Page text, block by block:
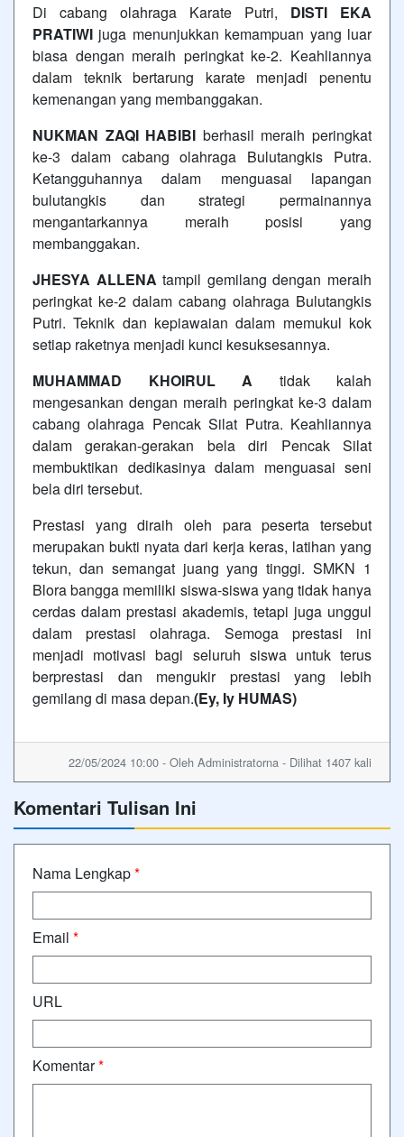
Di cabang olahraga Karate Putri, DISTI EKA
PRATIWI juga menunjukkan kemampuan yang luar
biasa dengan meraih peringkat ke-2. Keahliannya
dalam teknik bertarung karate menjadi penentu
kemenangan yang membanggakan.
NUKMAN ZAQI HABIBI berhasil meraih peringkat
ke-3 dalam cabang olahraga Bulutangkis Putra.
Ketangguhannya dalam menguasai lapangan
bulutangkis dan strategi permainannya
mengantarkannya meraih posisi yang
membanggakan.
JHESYA ALLENA tampil gemilang dengan meraih
peringkat ke-2 dalam cabang olahraga Bulutangkis
Putri. Teknik dan kepiawaian dalam memukul kok
setiap raketnya menjadi kunci kesuksesannya.
MUHAMMAD KHOIRUL A tidak kalah
mengesankan dengan meraih peringkat ke-3 dalam
cabang olahraga Pencak Silat Putra. Keahliannya
dalam gerakan-gerakan bela diri Pencak Silat
membuktikan dedikasinya dalam menguasai seni
bela diri tersebut.
Prestasi yang diraih oleh para peserta tersebut
merupakan bukti nyata dari kerja keras, latihan yang
tekun, dan semangat juang yang tinggi. SMKN 1
Blora bangga memiliki siswa-siswa yang tidak hanya
cerdas dalam prestasi akademis, tetapi juga unggul
dalam prestasi olahraga. Semoga prestasi ini
menjadi motivasi bagi seluruh siswa untuk terus
berprestasi dan mengukir prestasi yang lebih
gemilang di masa depan.(Ey, Iy HUMAS)
22/05/2024 10:00 - Oleh Administratorna - Dilihat 1407 kali
Komentari Tulisan Ini
Nama Lengkap*
Email *
URL
Komentar*